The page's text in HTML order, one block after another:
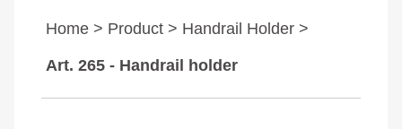
Home > Product > Handrail Holder >
Art. 265 - Handrail holder